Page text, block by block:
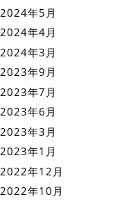
2024年5月
2024年4月
2024年3月
2023年9月
2023年7月
2023年6月
2023年3月
2023年1月
2022年12月
2022年10月